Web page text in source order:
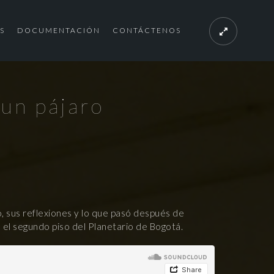
DOCUMENTACIÓN CONTÁCTENOS
pájaro
reflexiones y lo que pasó después de
segundo piso del Planetario de Bogotá.